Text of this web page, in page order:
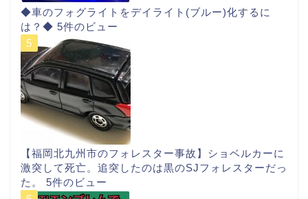
◆車のフォグライトをデイライト(ブルー)化するに
は？◆ 5件のビュー
【福岡北九州市のフォレスター事故】ショベルカーに
激突して死亡。追突したのは黒のSJフォレスターだっ
た。 5件のビュー